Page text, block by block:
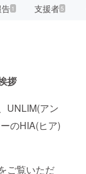
告1 支援者5
拶
UNLIM(アン
のHIA(ヒア)
ご覧いただ